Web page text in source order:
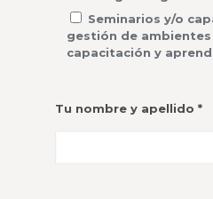
Seminarios y/o
gestión de
capacitación y
Tu nombre y apellido *